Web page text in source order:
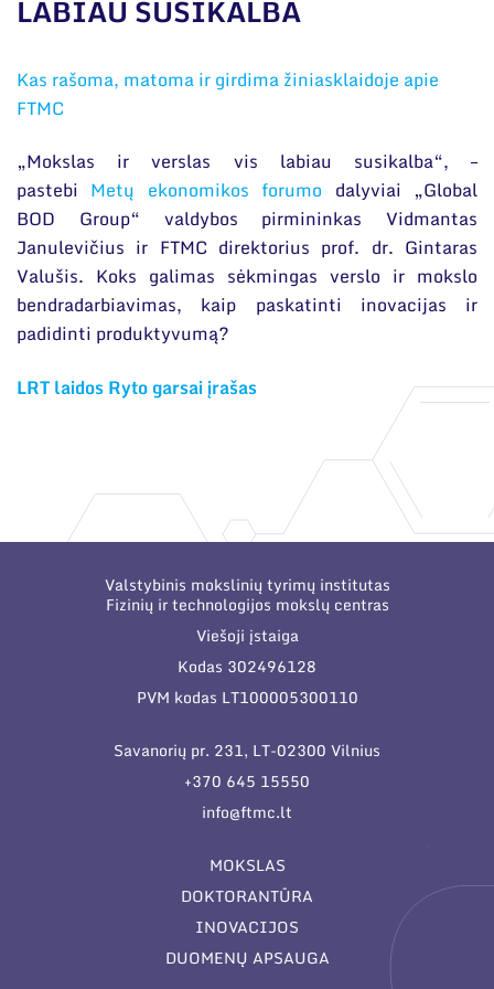
organizacijose bei asociacijose
Bendri rekvizitai
Darbuotojų kontaktai
LABIAU SUSIKALBA
Kas rašoma, matoma ir girdima žiniasklaidoje apie
FTMC
„Mokslas ir verslas vis labiau susikalba“, –
pastebi Metų ekonomikos forumo dalyviai „Global
BOD Group“ valdybos pirmininkas Vidmantas
Janulevičius ir FTMC direktorius prof. dr. Gintaras
Valušis. Koks galimas sėkmingas verslo ir mokslo
bendradarbiavimas, kaip paskatinti inovacijas ir
padidinti produktyvumą?
LRT laidos Ryto garsai įrašas
Valstybinis mokslinių tyrimų institutas
Fizinių ir technologijos mokslų centras
Viešoji įstaiga
Kodas 302496128
PVM kodas LT100005300110
Savanorių pr. 231, LT-02300 Vilnius
+370 645 15550
info@ftmc.lt
MOKSLAS
DOKTORANTŪRA
INOVACIJOS
DUOMENŲ APSAUGA